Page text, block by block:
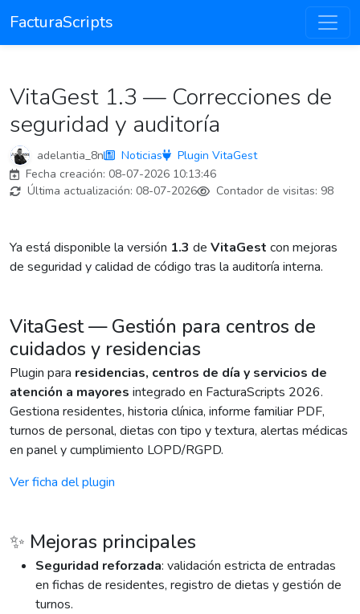
FacturaScripts
VitaGest 1.3 — Correcciones de
seguridad y auditoría
adelantia_8n Noticias
Plugin VitaGest
Fecha creación: 08-07-2026 10:13:46
Última actualización: 08-07-2026 Contador de visitas: 98
Ya está disponible la versión 1.3 de VitaGest con mejoras
de seguridad y calidad de código tras la auditoría interna.
VitaGest — Gestión para centros de
cuidados y residencias
Plugin para residencias, centros de día y servicios de
atención a mayores integrado en FacturaScripts 2026.
Gestiona residentes, historia clínica, informe familiar PDF,
turnos de personal, dietas con tipo y textura, alertas médicas
en panel y cumplimiento LOPD/RGPD.
Ver ficha del plugin
✨ Mejoras principales
Seguridad reforzada: validación estricta de entradas
en fichas de residentes, registro de dietas y gestión de
turnos.